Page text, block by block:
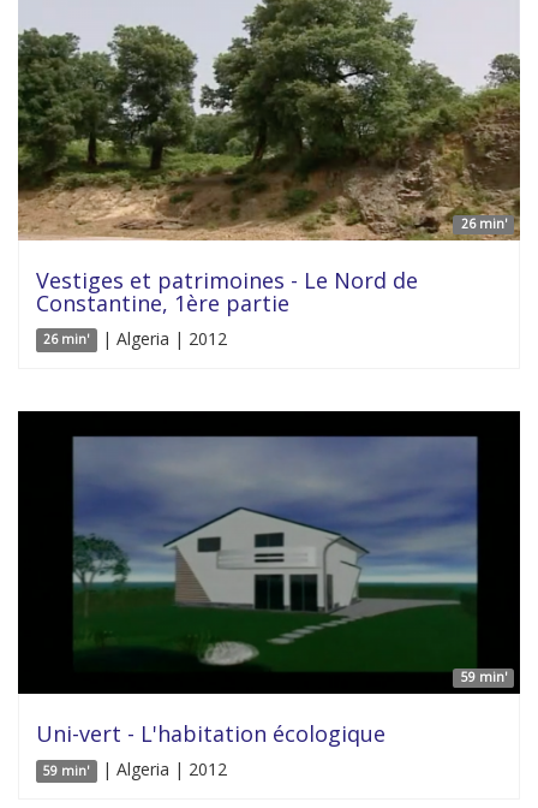
26 min'
Vestiges et patrimoines - Le Nord de
Constantine, 1ère partie
26 min' | Algeria | 2012
59 min'
Uni-vert - L'habitation écologique
59 min' | Algeria | 2012